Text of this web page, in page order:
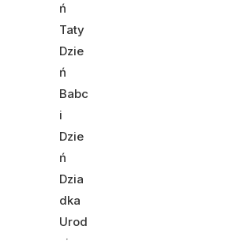
ń
Taty
Dzie
ń
Babc
i
Dzie
ń
Dzia
dka
Urod